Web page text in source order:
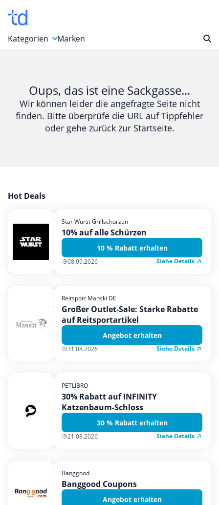
Kategorien
Bücher & Magazine
Computer & Elektronik
Entertainment & Media
Garten, Haushalt & Tiere
Mobilfunk & Internet
Mode & Accessoires
Shopping
Urlaub & Reise
Marken
Oups, das ist eine Sackgasse...
Wir können leider die angefragte Seite nicht
finden. Bitte überprüfe die URL auf Tippfehler
oder gehe zurück zur Startseite.
Hot Deals
Star Wurst Grillschürzen
10% auf alle Schürzen
10 % Rabatt erhalten
08.09.2026 Siehe Details
Reitsport Manski DE
Großer Outlet-Sale: Starke Rabatte
auf Reitsportartikel
Angebot erhalten
31.08.2026 Siehe Details
PETLIBRO
30% Rabatt auf INFINITY
Katzenbaum-Schloss
30 % Rabatt erhalten
21.08.2026 Siehe Details
Banggood
Banggood Coupons
Angebot erhalten